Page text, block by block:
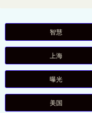
智慧
上海
曝光
美国